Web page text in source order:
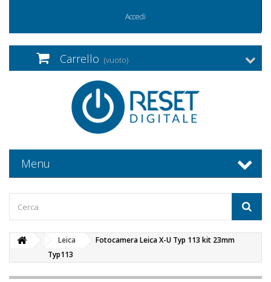
Accedi
Carrello (vuoto)
Menu
Leica
Fotocamera Leica X-U Typ 113 kit 23mm
Typ113